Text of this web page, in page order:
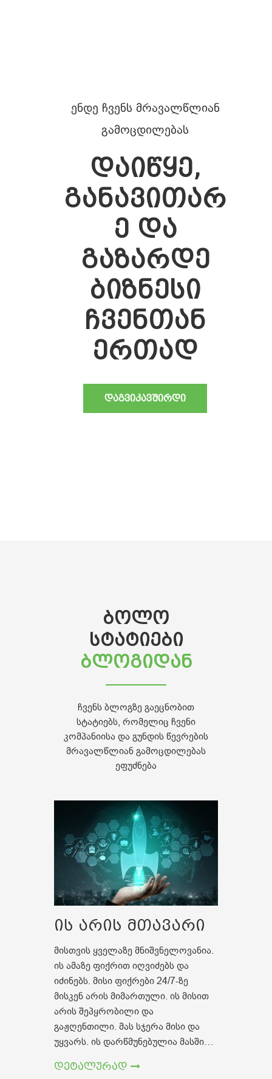
ენდე ჩვენს მრავალწლიან
გამოცდილებას
დაიწყე,
განავითარ
ე და
გაზარდე
ბიზნესი
ჩვენთან
ერთად
ᲓᲐᲒᲕᲘᲙᲐᲕᲨᲘᲠᲓᲘ
ᲑᲝᲚᲝ
ᲡᲢᲐᲢᲘᲔᲑᲘ
ᲑᲚᲝᲒᲘᲓᲐᲜ
ჩვენს ბლოგზე გაეცნობით
სტატიებს, რომელიც ჩვენი
კომპანიისა და გუნდის წევრების
მრავალწლიან გამოცდილებას
ეფუძნება
ის არის მთავარი
მისთვის ყველაზე მნიშვნელოვანია.
ის ამაზე ფიქრით იღვიძებს და
იძინებს. მისი ფიქრები 24/7-ზე
მისკენ არის მიმართული. ის მისით
არის შეპყრობილი და
გაჟღენთილი. მას სჯერა მისი და
უყვარს. ის დარწმუნებულია მასში…
დეტალურად